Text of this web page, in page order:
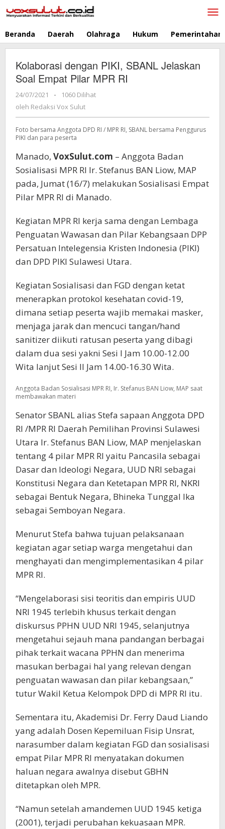
ke
Beranda Daerah Olahraga Hukum Pemerintahan
Kolaborasi dengan PIKI, SBANL Jelaskan
Soal Empat Pilar MPR RI
24/07/2021
oleh
Redaksi
-
1060 Dilihat
oleh Redaksi Vox Sulut
Foto bersama Anggota DPD RI / MPR RI, SBANL bersama Penggurus
PIKI dan para peserta
Manado, VoxSulut.com – Anggota Badan
Sosialisasi MPR RI Ir. Stefanus BAN Liow, MAP
pada, Jumat (16/7) melakukan Sosialisasi Empat
Pilar MPR RI di Manado.
Kegiatan MPR RI kerja sama dengan Lembaga
Penguatan Wawasan dan Pilar Kebangsaan DPP
Persatuan Intelegensia Kristen Indonesia (PIKI)
dan DPD PIKI Sulawesi Utara.
Kegiatan Sosialisasi dan FGD dengan ketat
menerapkan protokol kesehatan covid-19,
dimana setiap peserta wajib memakai masker,
menjaga jarak dan mencuci tangan/hand
sanitizer diikuti ratusan peserta yang dibagi
dalam dua sesi yakni Sesi I Jam 10.00-12.00
Wita lanjut Sesi II Jam 14.00-16.30 Wita.
Anggota Badan Sosialisasi MPR RI, Ir. Stefanus BAN Liow, MAP saat
membawakan materi
Senator SBANL alias Stefa sapaan Anggota DPD
RI /MPR RI Daerah Pemilihan Provinsi Sulawesi
Utara Ir. Stefanus BAN Liow, MAP menjelaskan
tentang 4 pilar MPR RI yaitu Pancasila sebagai
Dasar dan Ideologi Negara, UUD NRI sebagai
Konstitusi Negara dan Ketetapan MPR RI, NKRI
sebagai Bentuk Negara, Bhineka Tunggal Ika
sebagai Semboyan Negara.
Menurut Stefa bahwa tujuan pelaksanaan
kegiatan agar setiap warga mengetahui dan
menghayati dan mengimplementasikan 4 pilar
MPR RI.
“Mengelaborasi sisi teoritis dan empiris UUD
NRI 1945 terlebih khusus terkait dengan
diskursus PPHN UUD NRI 1945, selanjutnya
mengetahui sejauh mana pandangan berbagai
pihak terkait wacana PPHN dan menerima
masukan berbagai hal yang relevan dengan
penguatan wawasan dan pilar kebangsaan,”
tutur Wakil Ketua Kelompok DPD di MPR RI itu.
Sementara itu, Akademisi Dr. Ferry Daud Liando
yang adalah Dosen Kepemiluan Fisip Unsrat,
narasumber dalam kegiatan FGD dan sosialisasi
empat Pilar MPR RI menyatakan dokumen
haluan negara awalnya disebut GBHN
ditetapkan oleh MPR.
“Namun setelah amandemen UUD 1945 ketiga
(2001), terjadi perubahan kekuasaan MPR.